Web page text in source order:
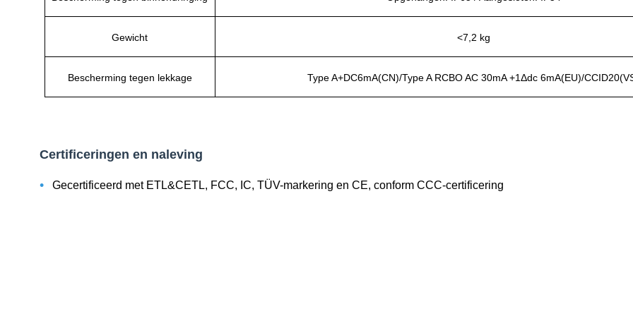
Gewicht <7,2 kg
Bescherming tegen lekkage Type A+DC6mA(CN)/Type A RCBO AC 30mA +1Δdc 6mA(EU)/
Certificeringen en naleving
• Gecertificeerd met ETL&CETL, FCC, IC, TÜV-markering en CE, conform CCC-certificering